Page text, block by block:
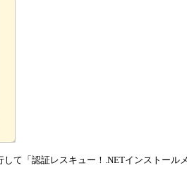
て「認証レスキュー！.NETインストール